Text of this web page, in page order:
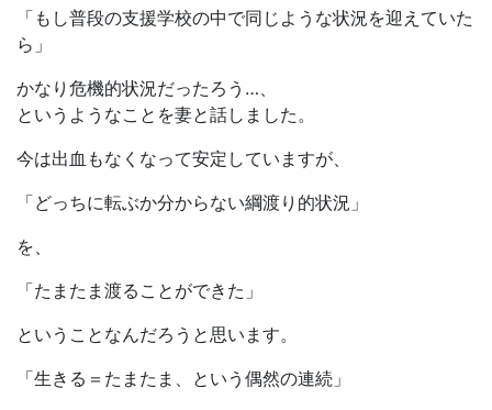
「もし普段の支援学校の中で同じような状況を迎えていた
ら」
かなり危機的状況だったろう…、
というようなことを妻と話しました。
今は出血もなくなって安定していますが、
「どっちに転ぶか分からない綱渡り的状況」
を、
「たまたま渡ることができた」
ということなんだろうと思います。
「生きる＝たまたま、という偶然の連続」